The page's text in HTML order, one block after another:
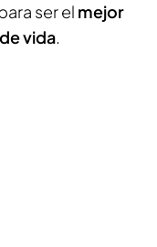
ser el mejor
vida.